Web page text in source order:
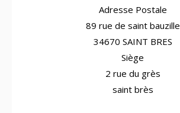
Adresse Postale
89 rue de saint bauzille
34670 SAINT BRES
Siège
2 rue du grès
saint brès